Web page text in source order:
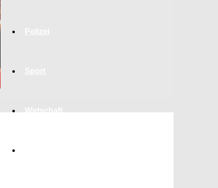
Wirtschaft